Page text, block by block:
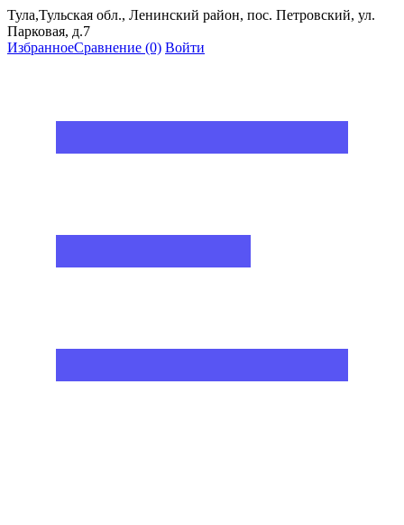
Тула,Тульская обл., Ленинский район, пос. Петровский, ул.
Парковая, д.7
ИзбранноеСравнение (0) Войти